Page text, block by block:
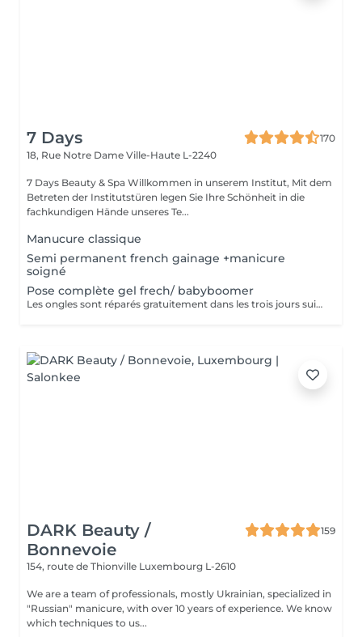
7 Days
170
18, Rue Notre Dame Ville-Haute L-2240
7 Days Beauty & Spa Willkommen in unserem Institut, Mit dem
Betreten der Institutstüren legen Sie Ihre Schönheit in die
fachkundigen Hände unseres Te...
Manucure classique
Semi permanent french gainage +manicure
soigné
Pose complète gel frech/ babyboomer
Les ongles sont réparés gratuitement dans les trois jours suivant le service ! A partir du quatrième jour la prestation est payante.
DARK Beauty /
Bonnevoie
159
154, route de Thionville Luxembourg L-2610
We are a team of professionals, mostly Ukrainian, specialized in
"Russian" manicure, with over 10 years of experience. We know
which techniques to us...